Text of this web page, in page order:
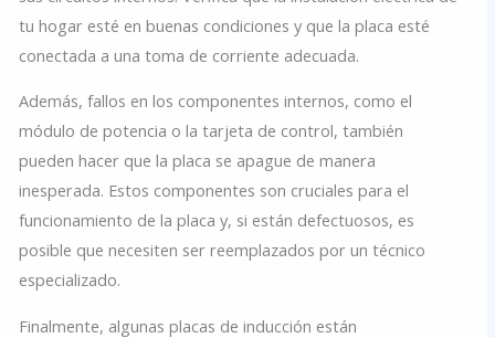
tu hogar esté en buenas condiciones y que la placa esté
conectada a una toma de corriente adecuada.
Además, fallos en los componentes internos, como el
módulo de potencia o la tarjeta de control, también
pueden hacer que la placa se apague de manera
inesperada. Estos componentes son cruciales para el
funcionamiento de la placa y, si están defectuosos, es
posible que necesiten ser reemplazados por un técnico
especializado.
Finalmente, algunas placas de inducción están